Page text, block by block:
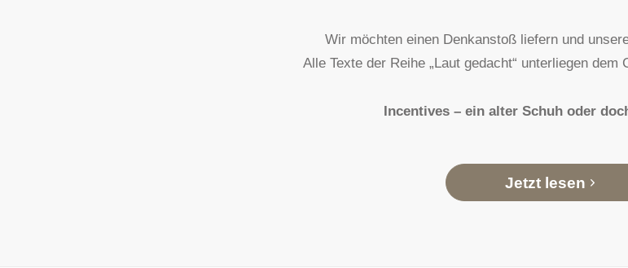
Wir möchten einen Denkanstoß liefern und
Alle Texte der Reihe „Laut gedacht“ unterliegen dem
Incentives – ein alter Schuh oder
Jetzt lesen